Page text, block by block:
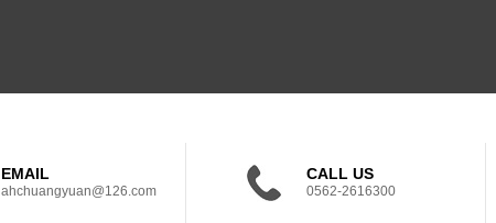
EMAIL
ahchuangyuan@126.com
CALL US
0562-2616300